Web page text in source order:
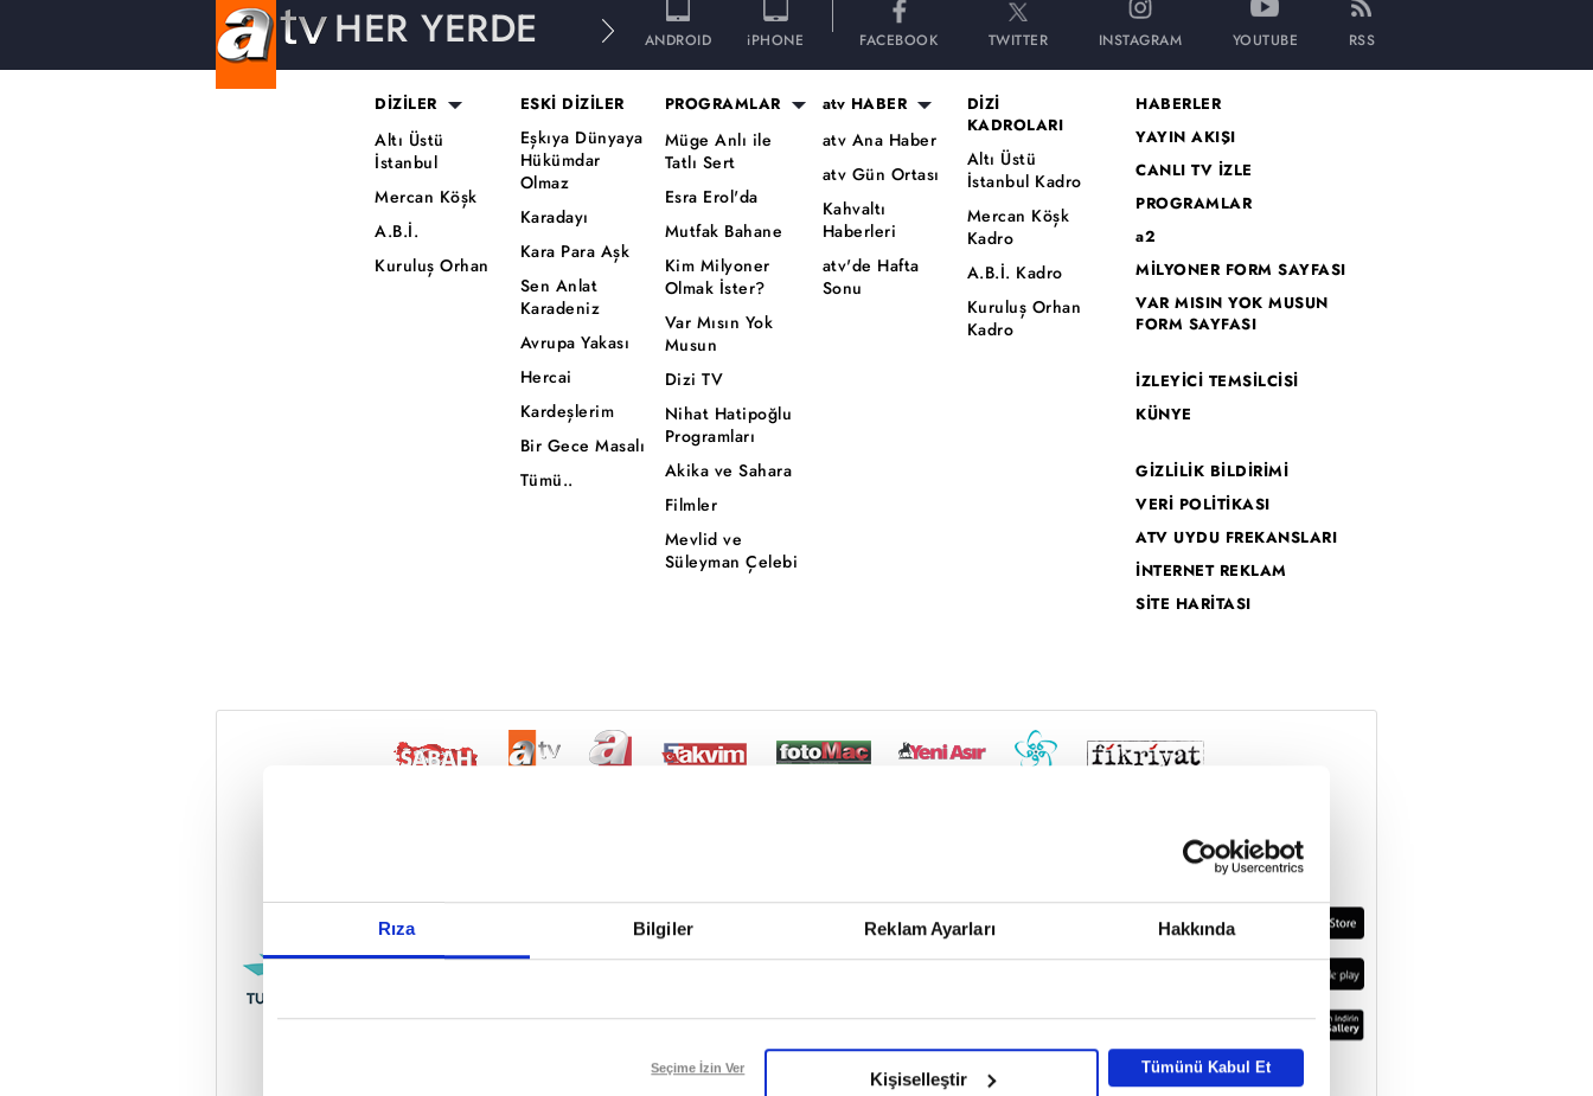
Rıza Bilgiler Reklam Ayarları Hakkında
Reddet
Seçime İzin Ver
Kişiselleştir
Tümünü Kabul Et
HER YERDE ANDROID iPHONE FACEBOOK TWITTER INSTAGRAM YOUTUBE RSS
DİZİLER
Altı Üstü
İstanbul
Mercan Köşk
A.B.İ.
Kuruluş Orhan
ESKİ DİZİLER
Eşkıya Dünyaya
Hükümdar
Olmaz
Karadayı
Kara Para Aşk
Sen Anlat
Karadeniz
Avrupa Yakası
Hercai
Kardeşlerim
Bir Gece Masalı
Tümü..
PROGRAMLAR
Müge Anlı ile
Tatlı Sert
Esra Erol'da
Mutfak Bahane
Kim Milyoner
Olmak İster?
Var Mısın Yok
Musun
Dizi TV
Nihat Hatipoğlu
Programları
Akika ve Sahara
Filmler
Mevlid ve
Süleyman Çelebi
atv HABER
atv Ana Haber
atv Gün Ortası
Kahvaltı
Haberleri
atv'de Hafta
Sonu
DİZİ
KADROLARI
Altı Üstü
İstanbul Kadro
Mercan Köşk
Kadro
A.B.İ. Kadro
Kuruluş Orhan
Kadro
HABERLER
YAYIN AKIŞI
CANLI TV İZLE
PROGRAMLAR
a2
MİLYONER FORM SAYFASI
VAR MISIN YOK MUSUN
FORM SAYFASI
İZLEYİCİ TEMSİLCİSİ
KÜNYE
GİZLİLİK BİLDİRİMİ
VERİ POLİTİKASI
ATV UYDU FREKANSLARI
İNTERNET REKLAM
SİTE HARİTASI